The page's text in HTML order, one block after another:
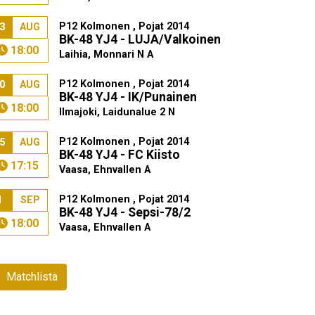
AUG
18:00
P12 Kolmonen , Pojat 2014
BK-48 YJ4 - LUJA/Valkoinen
Laihia, Monnari N A
AUG
18:00
P12 Kolmonen , Pojat 2014
BK-48 YJ4 - IK/Punainen
Ilmajoki, Laidunalue 2 N
AUG
17:15
P12 Kolmonen , Pojat 2014
BK-48 YJ4 - FC Kiisto
Vaasa, Ehnvallen A
SEP
18:00
P12 Kolmonen , Pojat 2014
BK-48 YJ4 - Sepsi-78/2
Vaasa, Ehnvallen A
Matchlista